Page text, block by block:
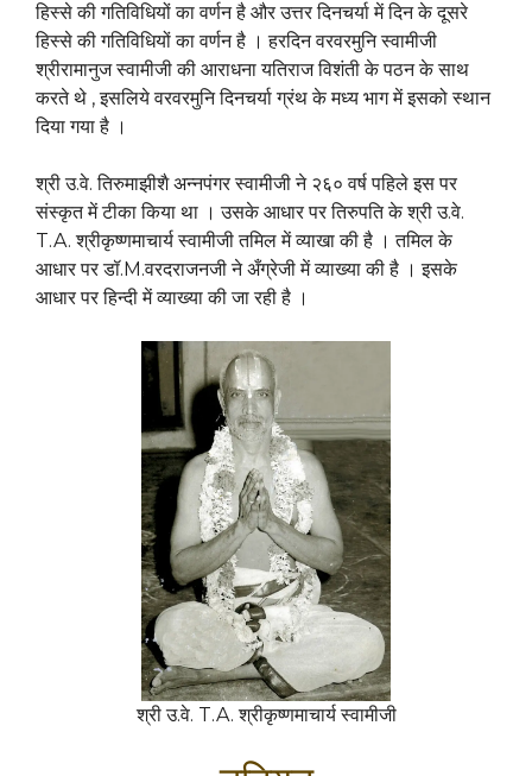
हिस्से की गतिविधियों का वर्णन है और उत्तर दिनचर्या में दिन के दूसरे
हिस्से की गतिविधियों का वर्णन है । हरदिन वरवरमुनि स्वामीजी
श्रीरामानुज स्वामीजी की आराधना यतिराज विशंती के पठन के साथ
करते थे , इसलिये वरवरमुनि दिनचर्या ग्रंथ के मध्य भाग में इसको स्थान
दिया गया है ।
श्री उ.वे. तिरुमाझीशै अन्नपंगर स्वामीजी ने २६० वर्ष पहिले इस पर
संस्कृत में टीका किया था । उसके आधार पर तिरुपति के श्री उ.वे.
T.A. श्रीकृष्णमाचार्य स्वामीजी तमिल में व्याखा की है । तमिल के
आधार पर डॉ.M.वरदराजनजी ने अँग्रेजी में व्याख्या की है । इसके
आधार पर हिन्दी में व्याख्या की जा रही है ।
श्री उ.वे. T.A. श्रीकृष्णमाचार्य स्वामीजी